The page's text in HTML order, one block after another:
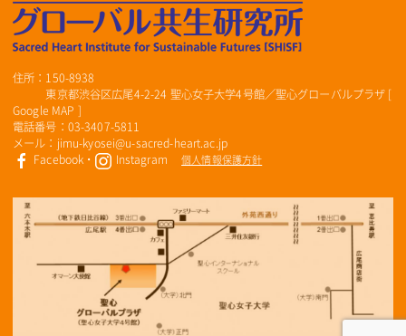
住所：150-8938
東京都渋谷区広尾4-2-24 聖心女子大学4号館／聖心グローバルプラザ [
Google MAP ]
電話番号：03-3407-5811
メール：jimu-kyosei@u-sacred-heart.ac.jp
Facebook ・ Instagram 個人情報保護方針